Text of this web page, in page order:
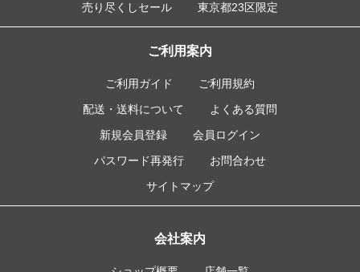
売り尽くしセール
東京都23区限定
ご利用案内
ご利用ガイド
ご利用規約
配送・送料について
よくある質問
新規会員登録
会員ログイン
パスワード再発行
お問合わせ
サイトマップ
会社案内